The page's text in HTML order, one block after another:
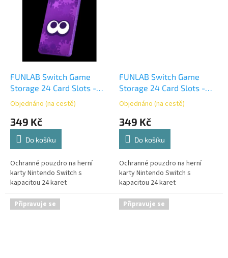
FUNLAB Switch Game
Storage 24 Card Slots -
Purple
Objednáno (na cestě)
349 Kč
Do košíku
Ochranné pouzdro na herní
karty Nintendo Switch s
kapacitou 24 karet
FUNLAB Switch Game
Storage 24 Card Slots -
Yellow
Objednáno (na cestě)
349 Kč
Do košíku
Ochranné pouzdro na herní
karty Nintendo Switch s
kapacitou 24 karet
Připravuje se Připravuje se